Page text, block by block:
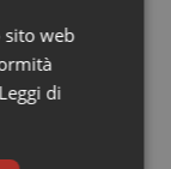
sito web
Leggi di